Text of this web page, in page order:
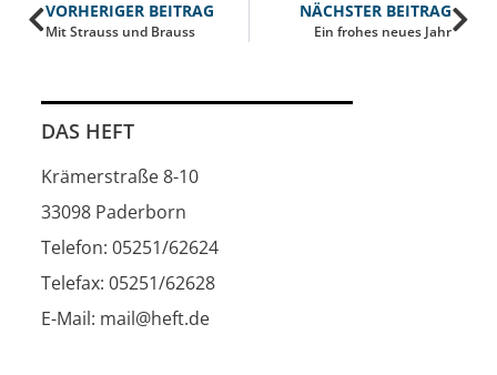
VORHERIGER BEITRAG
Mit Strauss und Brauss
NÄCHSTER BEITRAG
Ein frohes neues Jahr
DAS HEFT
Krämerstraße 8-10
33098 Paderborn
Telefon: 05251/62624
Telefax: 05251/62628
E-Mail: mail@heft.de